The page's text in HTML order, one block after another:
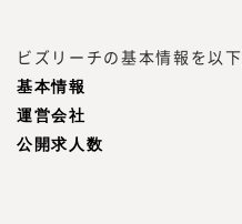
ークス総合研究所』
規事業、人的資本経
テナビリティに関す
供していく事としま
現在、みらいワーク
プロフェッショナル
ビズリーチの基本情報を以
基本情報
運営会社
公開求人数